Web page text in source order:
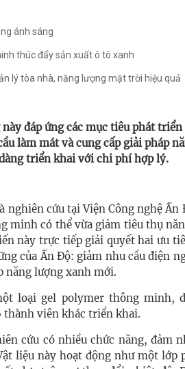
ánh sáng
thúc đẩy sản xuất ô tô xanh
lý tòa nhà, năng lượng mặt trời hiệu quả
đáp ứng các mục tiêu phát
làm mát và cung cấp giải pháp
triển khai với chi phí hợp lý.
nghiên cứu tại Viện Công nghệ
minh có thể vừa giảm tiêu thụ
này trực tiếp giải quyết hai ưu
của Ấn Độ: giảm nhu cầu điện
năng lượng xanh mới.
loại gel polymer thông minh,
thành viên khác triển khai.
cứu có nhiều chức năng, đảm
liệu này hoạt động như một lớp